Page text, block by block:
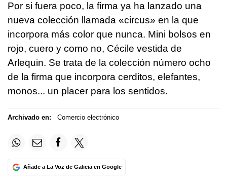
Por si fuera poco, la firma ya ha lanzado una
nueva colección llamada «circus» en la que
incorpora más color que nunca. Mini bolsos en
rojo, cuero y como no, Cécile vestida de
Arlequin. Se trata de la colección número ocho
de la firma que incorpora cerditos, elefantes,
monos... un placer para los sentidos.
Archivado en: Comercio electrónico
Añade a La Voz de Galicia en Google